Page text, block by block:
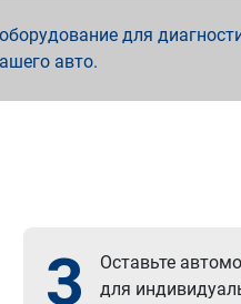
для
авто.
3
Оставьте
для